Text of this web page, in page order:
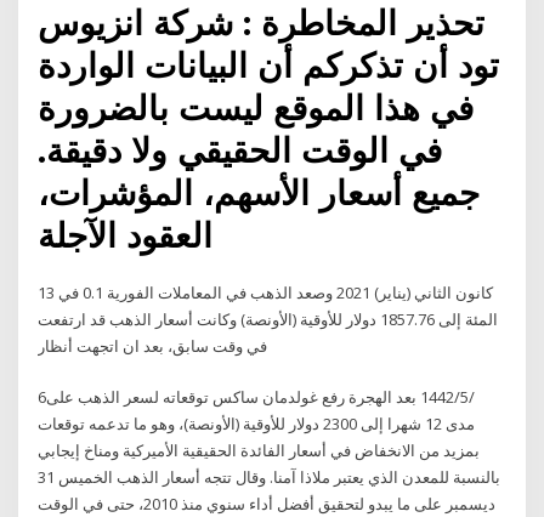
تحذير المخاطرة : شركة انزيوس
تود أن تذكركم أن البيانات الواردة
في هذا الموقع ليست بالضرورة
في الوقت الحقيقي ولا دقيقة.
جميع أسعار الأسهم، المؤشرات،
13 كانون الثاني (يناير) 2021 وصعد الذهب في المعاملات الفورية 0.1 في
المئة إلى 1857.76 دولار للأوقية (الأونصة) وكانت أسعار الذهب قد ارتفعت
6‏‏/5‏‏/1442 بعد الهجرة رفع غولدمان ساكس توقعاته لسعر الذهب على
مدى 12 شهرا إلى 2300 دولار للأوقية (الأونصة)، وهو ما تدعمه توقعات
بمزيد من الانخفاض في أسعار الفائدة الحقيقية الأميركية ومناخ إيجابي
بالنسبة للمعدن الذي يعتبر ملاذا آمنا. وقال تتجه أسعار الذهب الخميس 31
ديسمبر على ما يبدو لتحقيق أفضل أداء سنوي منذ 2010، حتى في الوقت